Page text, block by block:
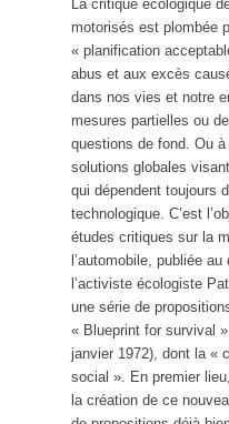
La critique écologique
motorisés est plombée
« planification
abus et aux excès
dans nos vies et notre
mesures partielles ou
questions de fond. Ou à
solutions globales
qui dépendent toujours
technologique. C’est
études critiques sur la
l’automobile, publiée
l’activiste écologiste
une série de
« Blueprint for survival
janvier 1972), dont la «
social ». En premier
la création de ce